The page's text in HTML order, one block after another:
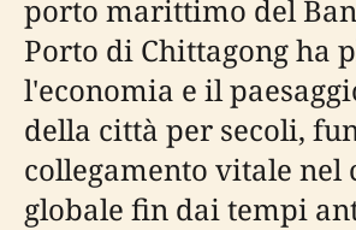
porto marittimo del
Porto di Chittagong ha
l'economia e il
della città per secoli,
collegamento vitale nel
globale fin dai tempi